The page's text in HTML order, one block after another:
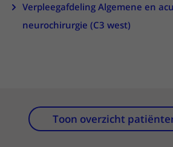
Verpleegafdeling Algemene en
neurochirurgie (C3 west)
Toon overzicht